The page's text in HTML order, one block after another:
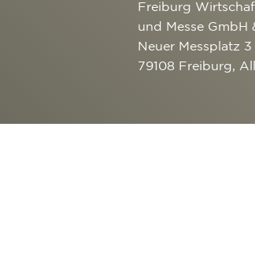
Freiburg
und Messe GmbH
Neuer Messplatz 3
79108 Freiburg,